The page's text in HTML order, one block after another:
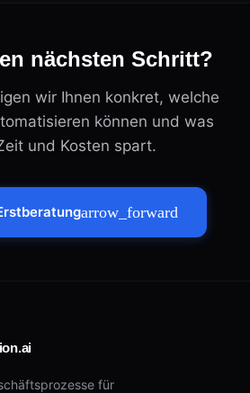
nächsten Schritt?
wir Ihnen konkret, welche
können und was
und Kosten spart.
arrow_forward
für